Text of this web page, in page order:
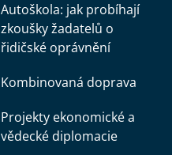
Autoškola: jak probíhají
zkoušky žadatelů o
řidičské oprávnění
Kombinovaná doprava
Projekty ekonomické a
vědecké diplomacie